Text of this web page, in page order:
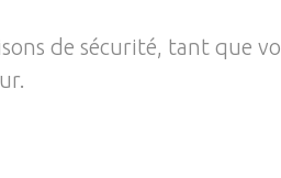
de sécurité, tant que